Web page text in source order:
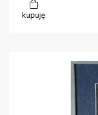
kupuję